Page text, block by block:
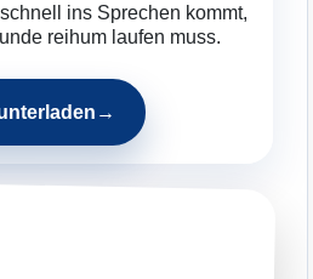
ins Sprechen kommt,
reihum laufen muss.